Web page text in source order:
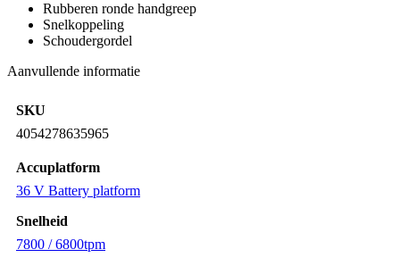
Rubberen ronde handgreep
Snelkoppeling
Schoudergordel
Aanvullende informatie
SKU
4054278635965
Accuplatform
36 V Battery platform
Snelheid
7800 / 6800tpm